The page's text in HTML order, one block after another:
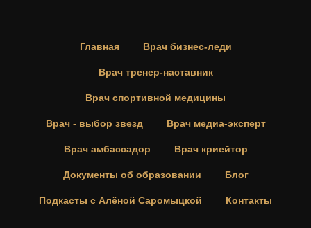
Главная Врач бизнес-леди
Врач тренер-наставник
Врач спортивной медицины
Врач - выбор звезд Врач медиа-эксперт
Врач амбассадор Врач криейтор
Документы об образовании Блог
Подкасты с Алёной Саромыцкой Контакты